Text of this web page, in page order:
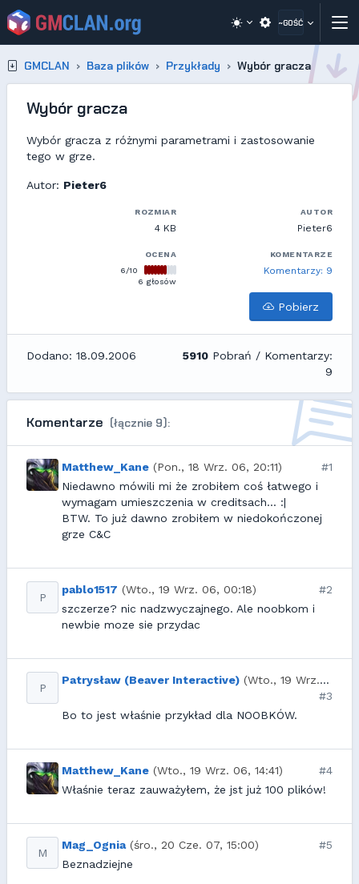
~GOŚĆ
GMCLAN Baza plików Przykłady Wybór gracza
Wybór gracza
Wybór gracza z różnymi parametrami i zastosowanie
tego w grze.
Autor: Pieter6
ROZMIAR
4 KB
AUTOR
Pieter6
OCENA
6/10
6 głosów
KOMENTARZE
Komentarzy: 9
Pobierz
Dodano: 18.09.2006 5910 Pobrań / Komentarzy:
9
Komentarze (łącznie 9):
Matthew_Kane (Pon., 18 Wrz. 06, 20:11)
#1
Niedawno mówili mi że zrobiłem coś łatwego i
wymagam umieszczenia w creditsach... :|
BTW. To już dawno zrobiłem w niedokończonej
grze C&C
P
pablo1517 (Wto., 19 Wrz. 06, 00:18)
#2
szczerze? nic nadzwyczajnego. Ale noobkom i
newbie moze sie przydac
P
Patrysław (Beaver Interactive) (Wto., 19 Wrz. 06, 07:33)
#3
Bo to jest właśnie przykład dla NOOBKÓW.
Matthew_Kane (Wto., 19 Wrz. 06, 14:41)
#4
Właśnie teraz zauważyłem, że jst już 100 plików!
M
Mag_Ognia (śro., 20 Cze. 07, 15:00)
#5
Beznadziejne